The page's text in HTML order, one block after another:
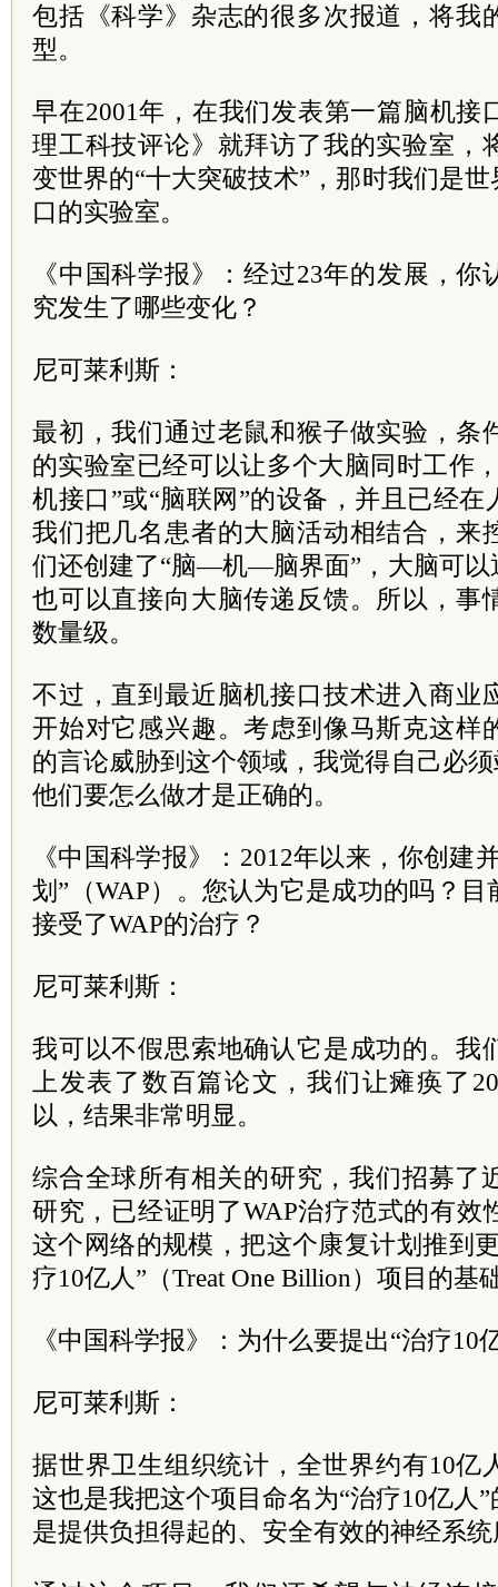
包括《科学》杂志的很多次报道，将我
型。
早在2001年，在我们发表第一篇脑机接
理工科技评论》就拜访了我的实验室，
变世界的“十大突破技术”，那时我们是
口的实验室。
《中国科学报》：经过23年的发展，
究发生了哪些变化？
尼可莱利斯：
最初，我们通过老鼠和猴子做实验，条
的实验室已经可以让多个大脑同时工作
机接口”或“脑联网”的设备，并且已经
我们把几名患者的大脑活动相结合，来
们还创建了“脑—机—脑界面”，大脑可以
也可以直接向大脑传递反馈。所以，事
数量级。
不过，直到最近脑机接口技术进入商业
开始对它感兴趣。考虑到像马斯克这样
的言论威胁到这个领域，我觉得自己必
他们要怎么做才是正确的。
《中国科学报》：2012年以来，你创建
划”（WAP）。您认为它是成功的吗？
接受了WAP的治疗？
尼可莱利斯：
我可以不假思索地确认它是成功的。我
上发表了数百篇论文，我们让瘫痪了
以，结果非常明显。
综合全球所有相关的研究，我们招募了
研究，已经证明了WAP治疗范式的有效
这个网络的规模，把这个康复计划推到
疗10亿人”（Treat One Billion）项目的基
《中国科学报》：为什么要提出“治疗10
尼可莱利斯：
据世界卫生组织统计，全世界约有10亿
这也是我把这个项目命名为“治疗10亿人
是提供负担得起的、安全有效的神经系